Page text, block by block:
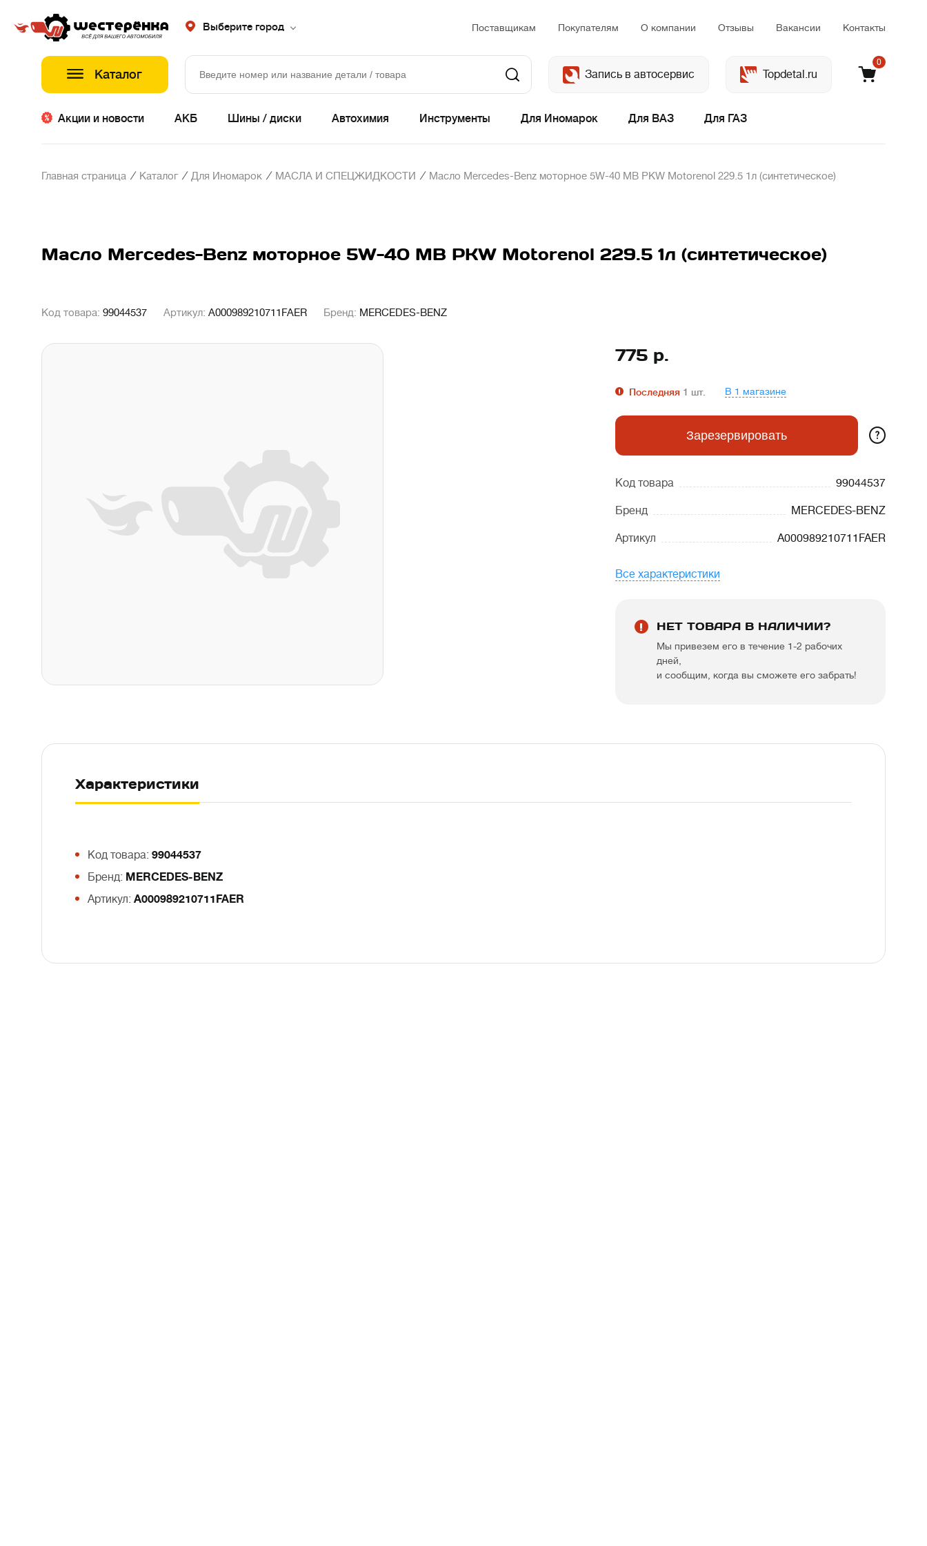
Выберите город Поставщикам Покупателям О компании Отзывы Вакансии Контакты
Каталог Запись в автосервис Topdetal.ru
0
Акции и новости АКБ Шины / диски Автохимия Инструменты Для Иномарок Для ВАЗ Для ГАЗ
Главная страница / Каталог / Для Иномарок / МАСЛА И СПЕЦЖИДКОСТИ / Масло Mercedes-Benz моторное 5W-40 MB PKW Motorenol 229.5 1л (синтетическое)
Масло Mercedes-Benz моторное 5W-40 MB PKW Motorenol 229.5 1л (синтетическое)
Код товара: 99044537 Артикул: A000989210711FAER Бренд: MERCEDES-BENZ
775 р.
Последняя 1 шт. В 1 магазине
Зарезервировать ?
Код товара 99044537
Бренд MERCEDES-BENZ
Артикул A000989210711FAER
Все характеристики
НЕТ ТОВАРА В НАЛИЧИИ?
Мы привезем его в течение 1-2 рабочих
дней,
и сообщим, когда вы сможете его забрать!
Характеристики
Код товара: 99044537
Бренд: MERCEDES-BENZ
Артикул: A000989210711FAER